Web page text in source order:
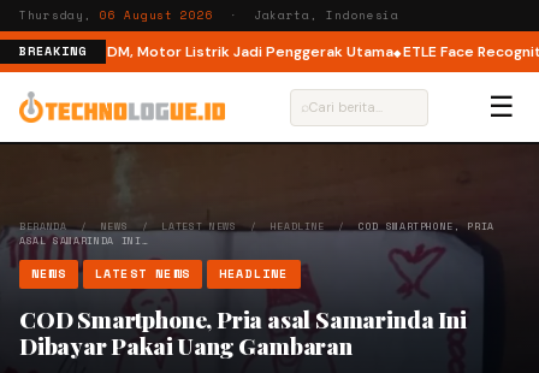
Thursday,06 August 2026 · Jakarta, Indonesia
BREAKING
di M6 DM, Motor Listrik Jadi Penggerak Utama ETLE Face
⌕ ☰
BERANDA/ NEWS /LATEST NEWS/HEADLINE/COD SMARTPHONE, PRIA
ASAL SAMARINDA INI…
NEWS LATEST NEWS HEADLINE
COD Smartphone, Pria asal Samarinda Ini
Dibayar Pakai Uang Gambaran